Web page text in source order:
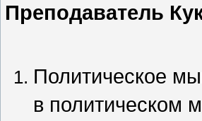
Преподаватель
Политическое
в политическом